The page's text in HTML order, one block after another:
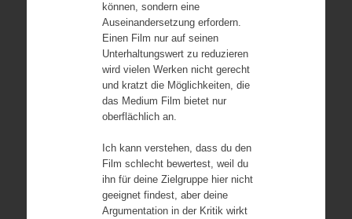
können, sondern eine
Auseinandersetzung erfordern.
Einen Film nur auf seinen
Unterhaltungswert zu reduzieren
wird vielen Werken nicht gerecht
und kratzt die Möglichkeiten, die
das Medium Film bietet nur
oberflächlich an.
Ich kann verstehen, dass du den
Film schlecht bewertest, weil du
ihn für deine Zielgruppe hier nicht
geeignet findest, aber deine
Argumentation in der Kritik wirkt